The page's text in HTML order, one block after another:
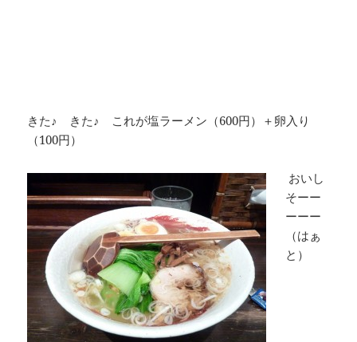
きた♪ きた♪ これが塩ラーメン（600円）＋卵入り
（100円）
おいし
そーー
ーーー
（はぁ
と）